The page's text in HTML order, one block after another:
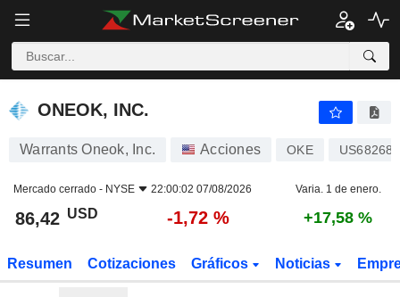
ONEOK, INC.
ONEOK, INC.
Warrants Oneok, Inc. Acciones OKE
Mercado cerrado - NYSE 22:00:02 07/08/2026 Varia. 1 de enero.
86,42 USD -1,72 % +17,58 %
Resumen Cotizaciones Gráficos Noticias